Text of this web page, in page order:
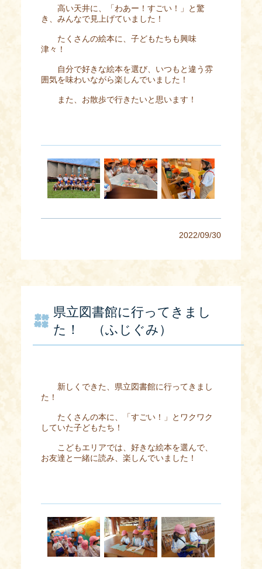
高い天井に、「わあー！すごい！」と驚
き、みんなで見上げていました！
たくさんの絵本に、子どもたちも興味
津々！
自分で好きな絵本を選び、いつもと違う雰
囲気を味わいながら楽しんでいました！
また、お散歩で行きたいと思います！
2022/09/30
県立図書館に行ってきまし
た！ （ふじぐみ）
新しくできた、県立図書館に行ってきまし
た！
たくさんの本に、「すごい！」とワクワク
していた子どもたち！
こどもエリアでは、好きな絵本を選んで、
お友達と一緒に読み、楽しんでいました！